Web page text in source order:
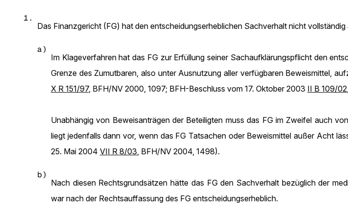
1.
Das Finanzgericht (FG) hat den entscheidungserheblichen Sachverhalt nicht
a)
Im Klageverfahren hat das FG zur Erfüllung seiner Sachaufklärungspflicht den
Grenze des Zumutbaren, also unter Ausnutzung aller verfügbaren Beweismittel,
X R 151/97, BFH/NV 2000, 1097; BFH-Beschluss vom 17. Oktober 2003 II B 109/02
Unabhängig von Beweisanträgen der Beteiligten muss das FG im Zweifel auch
liegt jedenfalls dann vor, wenn das FG Tatsachen oder Beweismittel außer Acht
25. Mai 2004 VII R 8/03, BFH/NV 2004, 1498).
b)
Nach diesen Rechtsgrundsätzen hätte das FG den Sachverhalt bezüglich der
war nach der Rechtsauffassung des FG entscheidungserheblich.